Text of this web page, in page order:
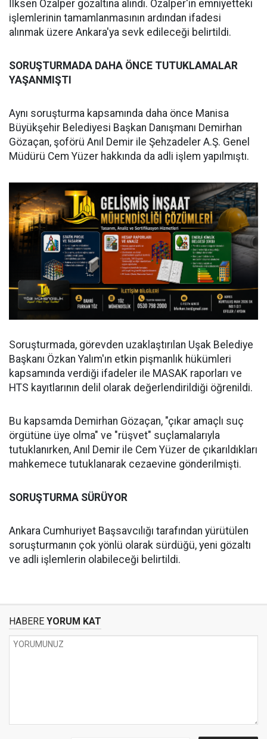
İlksen Özalper gözaltına alındı. Özalper'in emniyetteki
işlemlerinin tamamlanmasının ardından ifadesi
alınmak üzere Ankara'ya sevk edileceği belirtildi.
SORUŞTURMADA DAHA ÖNCE TUTUKLAMALAR
YAŞANMIŞTI
Aynı soruşturma kapsamında daha önce Manisa
Büyükşehir Belediyesi Başkan Danışmanı Demirhan
Gözaçan, şoförü Anıl Demir ile Şehzadeler A.Ş. Genel
Müdürü Cem Yüzer hakkında da adli işlem yapılmıştı.
Soruşturmada, görevden uzaklaştırılan Uşak Belediye
Başkanı Özkan Yalım'ın etkin pişmanlık hükümleri
kapsamında verdiği ifadeler ile MASAK raporları ve
HTS kayıtlarının delil olarak değerlendirildiği öğrenildi.
Bu kapsamda Demirhan Gözaçan, "çıkar amaçlı suç
örgütüne üye olma" ve "rüşvet" suçlamalarıyla
tutuklanırken, Anıl Demir ile Cem Yüzer de çıkarıldıkları
mahkemece tutuklanarak cezaevine gönderilmişti.
SORUŞTURMA SÜRÜYOR
Ankara Cumhuriyet Başsavcılığı tarafından yürütülen
soruşturmanın çok yönlü olarak sürdüğü, yeni gözaltı
ve adli işlemlerin olabileceği belirtildi.
HABERE YORUM KAT